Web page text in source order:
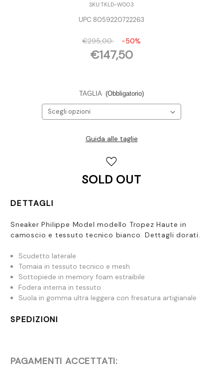
SKU:TKLD-W003
UPC:8059220722263
€295,00 -50%
€147,50
TAGLIA (Obbligatorio)
Guida alle taglie
SOLD OUT
DETTAGLI
Sneaker Philippe Model modello Tropez Haute in
camoscio e tessuto tecnico bianco. Dettagli dorati.
Scudetto laterale
Tomaia in tessuto tecnico e mesh
Sottopiede in memory foam estraibile
Fodera interna in tessuto
Suola in gomma ultra leggera con fresatura artigianale
SPEDIZIONI
PAGAMENTI ACCETTATI: